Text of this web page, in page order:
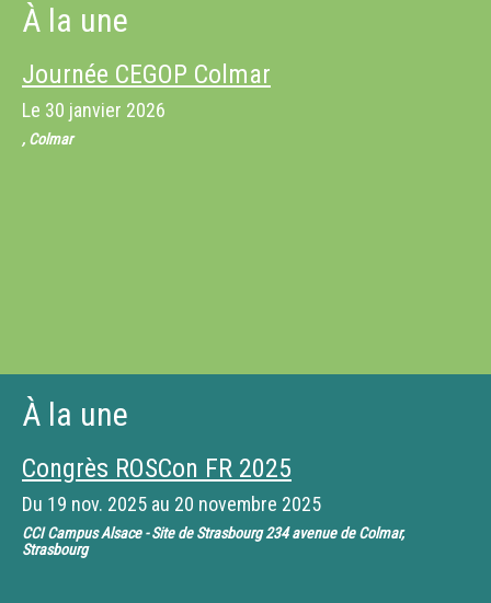
À la une
Journée CEGOP Colmar
Le 30 janvier 2026
, Colmar
À la une
Congrès ROSCon FR 2025
Du 19 nov. 2025 au 20 novembre 2025
CCI Campus Alsace - Site de Strasbourg 234 avenue de Colmar,
Strasbourg